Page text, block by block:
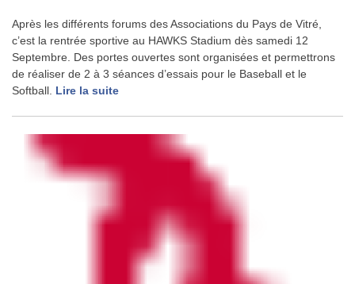
Après les différents forums des Associations du Pays de Vitré,
c’est la rentrée sportive au HAWKS Stadium dès samedi 12
Septembre. Des portes ouvertes sont organisées et permettrons
de réaliser de 2 à 3 séances d’essais pour le Baseball et le
Softball. Lire la suite